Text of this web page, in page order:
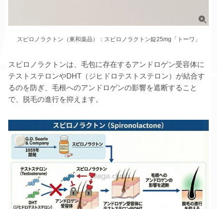
スピロノラクトン（東和薬品）：スピロノラクトン錠25mg「トーワ」
スピロノラクトンは、毛包に存在するアンドロゲン受容体に
テストステロンやDHT（ジヒドロテストステロン）が結合す
るのを防ぎ、毛根へのアンドロゲンの影響を遮断すること
で、脱毛の進行を抑えます。